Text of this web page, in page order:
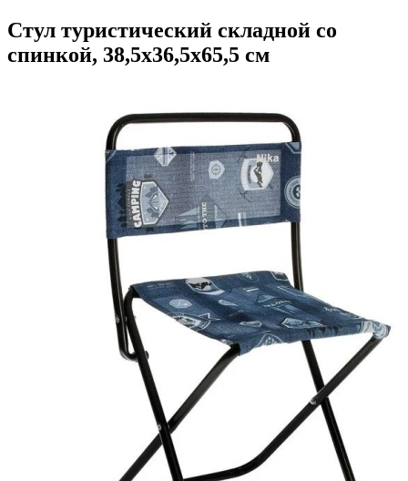
Стул туристический складной со
спинкой, 38,5х36,5х65,5 см